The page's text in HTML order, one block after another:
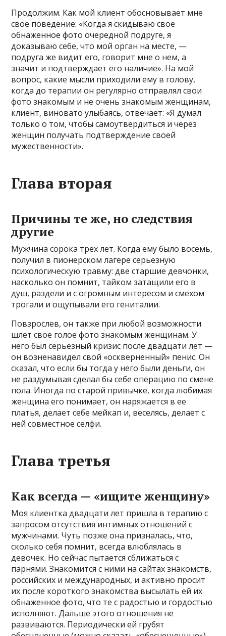
Продолжим. Как мой клиент обосновывает мне
свое поведение: «Когда я скидываю свое
обнаженное фото очередной подруге, я
доказываю себе, что мой орган на месте, —
подруга же видит его, говорит мне о нем, а
значит и подтверждает его наличие». На мой
вопрос, какие мысли приходили ему в голову,
когда до терапии он регулярно отправлял свои
фото знакомым и не очень знакомым женщинам,
клиент, виновато улыбаясь, отвечает: «Я думал
только о том, чтобы самоутвердиться и через
женщин получать подтверждение своей
мужественности».
Глава вторая
Причины те же, но следствия
другие
Мужчина сорока трех лет. Когда ему было восемь,
получил в пионерском лагере серьезную
психологическую травму: две старшие девчонки,
насколько он помнит, тайком затащили его в
душ, раздели и с огромным интересом и смехом
трогали и ощупывали его гениталии.
Повзрослев, он также при любой возможности
шлет свое голое фото знакомым женщинам. У
него был серьезный кризис после двадцати лет —
он возненавидел свой «оскверненный» пенис. Он
сказал, что если бы тогда у него были деньги, он
не раздумывая сделал бы себе операцию по смене
пола. Иногда по старой привычке, когда любимая
женщина его понимает, он наряжается в ее
платья, делает себе мейкап и, веселясь, делает с
ней совместное селфи.
Глава третья
Как всегда — «ищите женщину»
Моя клиентка двадцати лет пришла в терапию с
запросом отсутствия интимных отношений с
мужчинами. Чуть позже она призналась, что,
сколько себя помнит, всегда влюблялась в
девочек. Но сейчас пытается сближаться с
парнями. Знакомится с ними на сайтах знакомств,
российских и международных, и активно просит
их после короткого знакомства высылать ей их
обнаженное фото, что те с радостью и гордостью
исполняют. Дальше этого отношения не
развиваются. Периодически ей грубят